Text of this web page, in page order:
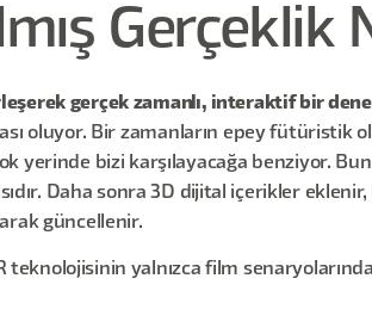
Gerçeklik
gerçek zamanlı, interaktif bir
oluyor. Bir zamanların epey fütüristik
yerinde bizi karşılayacağa benziyor.
Daha sonra 3D dijital içerikler
güncellenir.
teknolojisinin yalnızca film